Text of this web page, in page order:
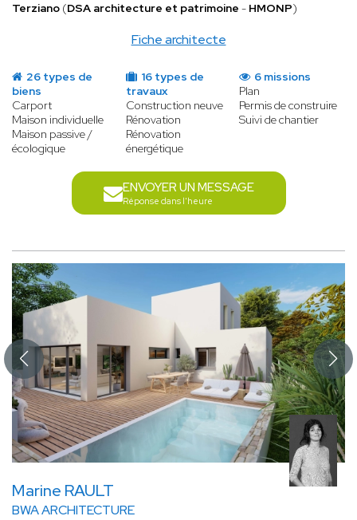
Fiche architecte
Terziano (DSA architecture et patrimoine - HMONP)
26 types de
biens
Carport
Maison individuelle
Maison passive /
écologique
16 types de
travaux
Construction neuve
Rénovation
Rénovation
énergétique
6 missions
Plan
Permis de construire
Suivi de chantier
ENVOYER UN MESSAGE
Réponse dans l'heure
Marine RAULT
BWA ARCHITECTURE